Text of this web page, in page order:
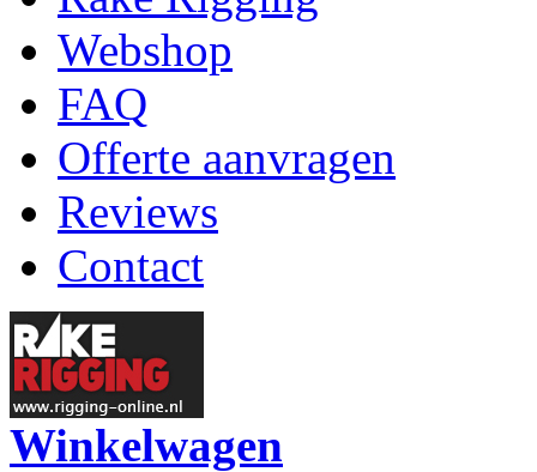
Webshop
FAQ
Offerte aanvragen
Reviews
Contact
Winkelwagen